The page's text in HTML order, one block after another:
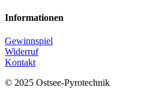
Informationen
Gewinnspiel
Widerruf
Kontakt
© 2025 Ostsee-Pyrotechnik